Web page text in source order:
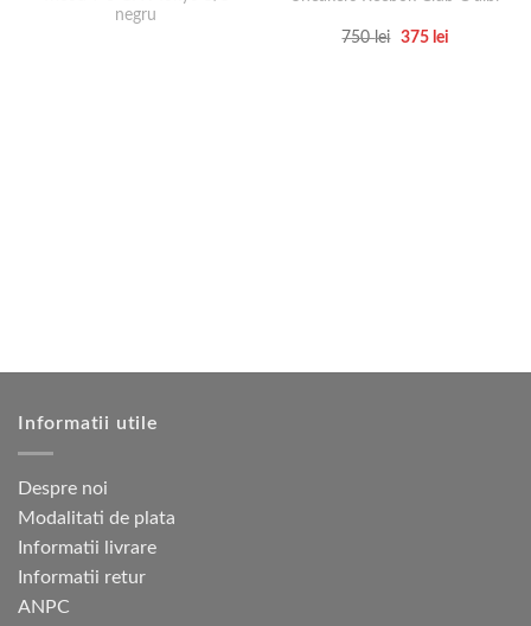
negru
750lei
Prețul
375 leiPrețul
Informatii utile
Despre noi
Modalitati de plata
Informatii livrare
Informatii retur
ANPC